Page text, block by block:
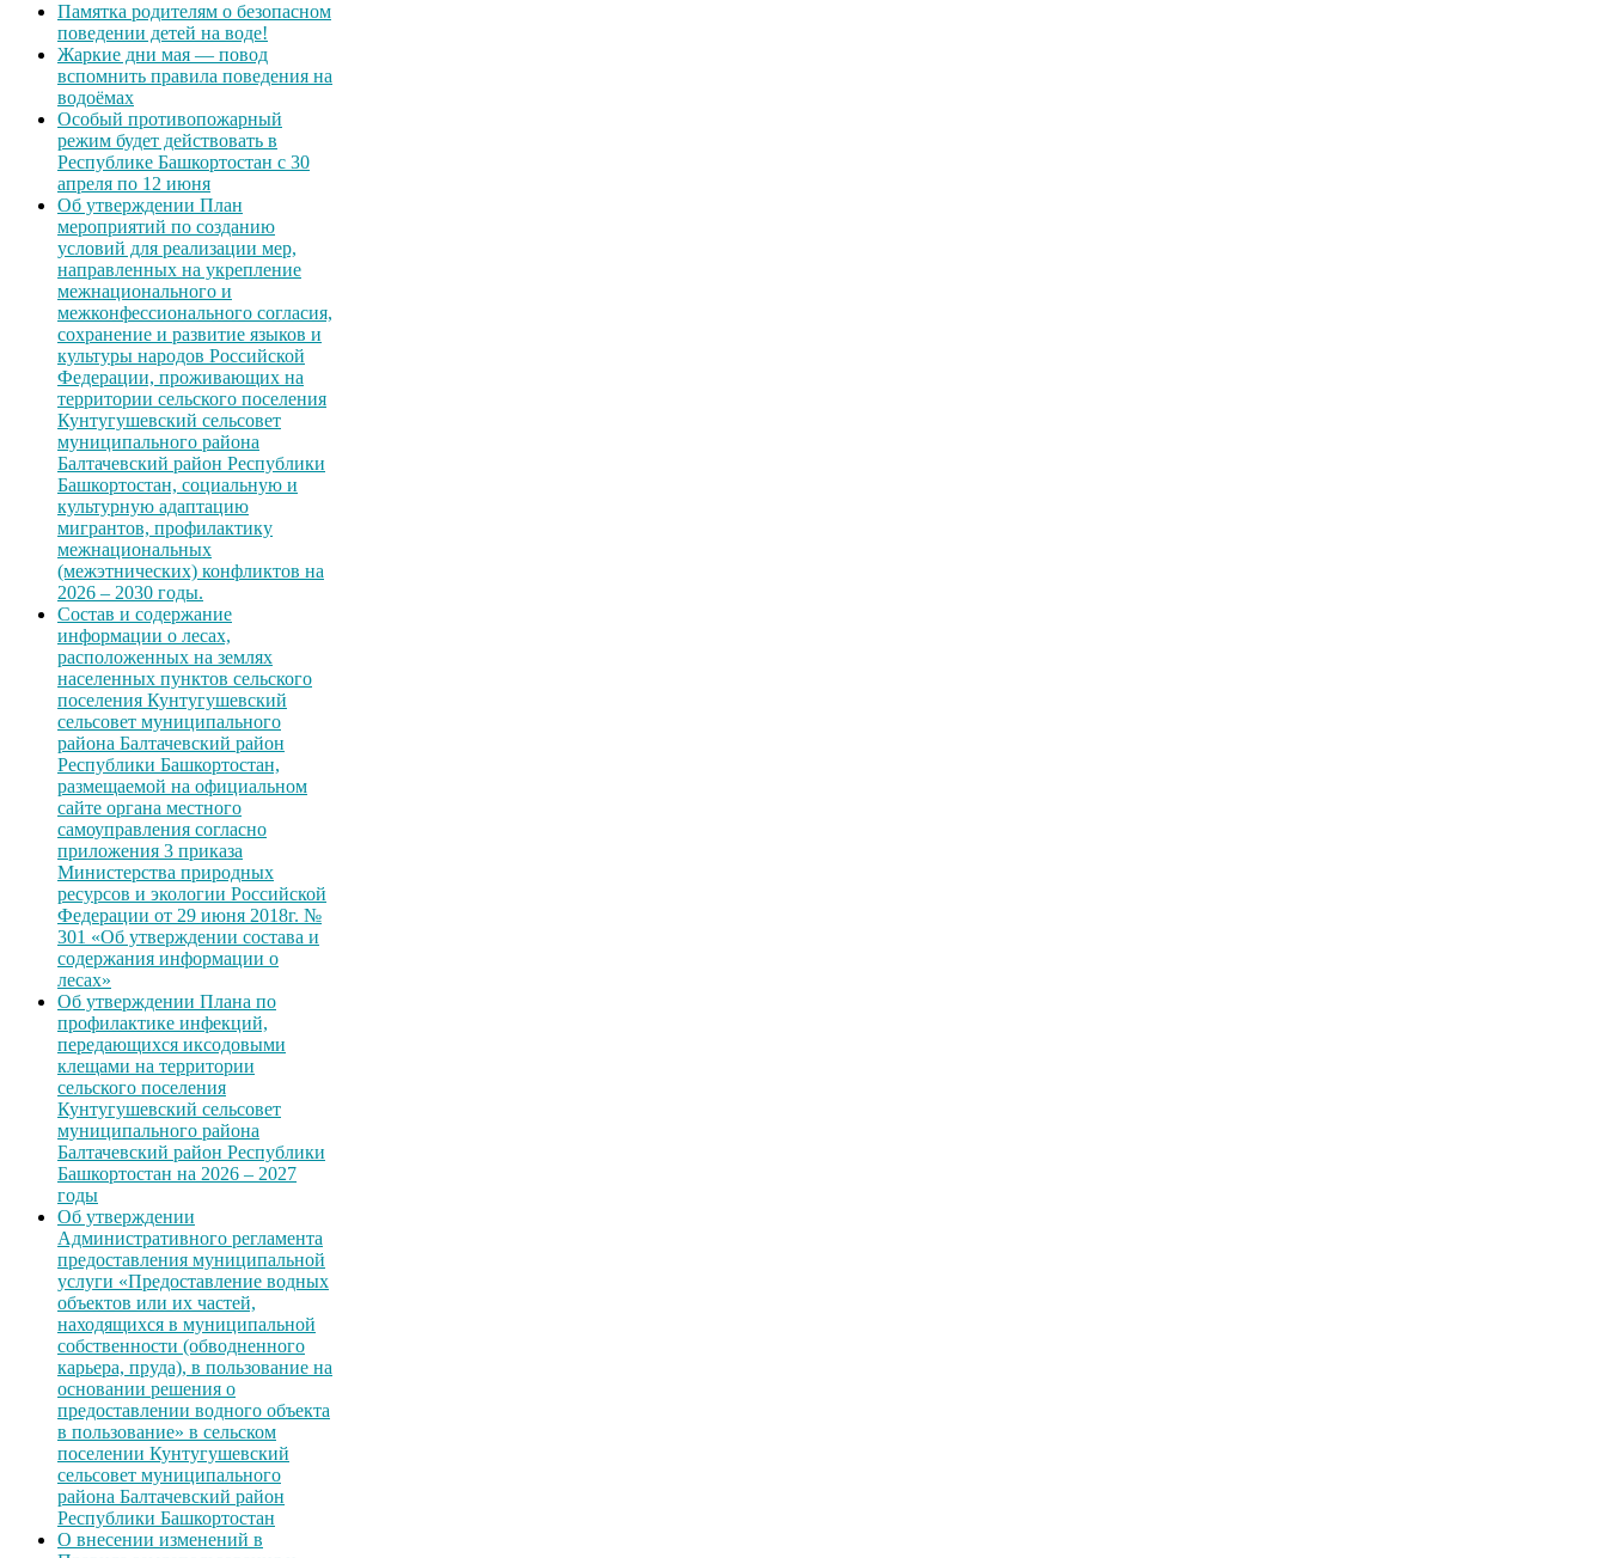
Памятка родителям о безопасном
поведении детей на воде!
Жаркие дни мая — повод
вспомнить правила поведения на
водоёмах
Особый противопожарный
режим будет действовать в
Республике Башкортостан с 30
апреля по 12 июня
Об утверждении План
мероприятий по созданию
условий для реализации мер,
направленных на укрепление
межнационального и
межконфессионального согласия,
сохранение и развитие языков и
культуры народов Российской
Федерации, проживающих на
территории сельского поселения
Кунтугушевский сельсовет
муниципального района
Балтачевский район Республики
Башкортостан, социальную и
культурную адаптацию
мигрантов, профилактику
межнациональных
(межэтнических) конфликтов на
2026 – 2030 годы.
Состав и содержание
информации о лесах,
расположенных на землях
населенных пунктов сельского
поселения Кунтугушевский
сельсовет муниципального
района Балтачевский район
Республики Башкортостан,
размещаемой на официальном
сайте органа местного
самоуправления согласно
приложения 3 приказа
Министерства природных
ресурсов и экологии Российской
Федерации от 29 июня 2018г. №
301 «Об утверждении состава и
содержания информации о
лесах»
Об утверждении Плана по
профилактике инфекций,
передающихся иксодовыми
клещами на территории
сельского поселения
Кунтугушевский сельсовет
муниципального района
Балтачевский район Республики
Башкортостан на 2026 – 2027
годы
Об утверждении
Административного регламента
предоставления муниципальной
услуги «Предоставление водных
объектов или их частей,
находящихся в муниципальной
собственности (обводненного
карьера, пруда), в пользование на
основании решения о
предоставлении водного объекта
в пользование» в сельском
поселении Кунтугушевский
сельсовет муниципального
района Балтачевский район
Республики Башкортостан
О внесении изменений в